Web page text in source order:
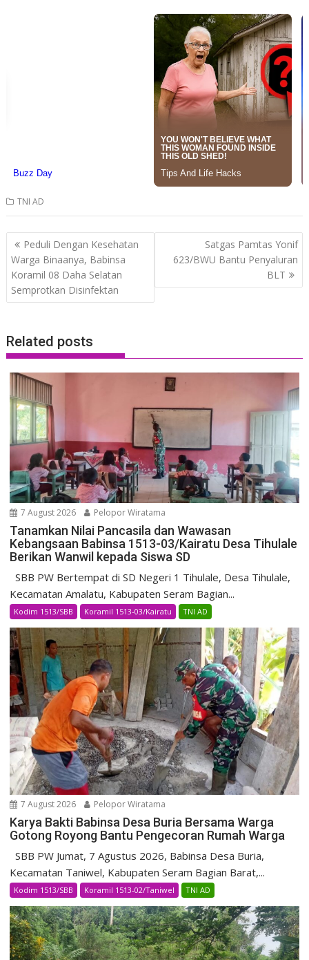
TNI AD
Post
navigation
Peduli Dengan Kesehatan
Warga Binaanya, Babinsa
Koramil 08 Daha Selatan
Semprotkan Disinfektan
Satgas Pamtas Yonif
623/BWU Bantu Penyaluran
BLT
Related posts
7 August 2026 Pelopor Wiratama
Tanamkan Nilai Pancasila dan Wawasan
Kebangsaan Babinsa 1513-03/Kairatu Desa Tihulale
Berikan Wanwil kepada Siswa SD
SBB PW Bertempat di SD Negeri 1 Tihulale, Desa Tihulale,
Kecamatan Amalatu, Kabupaten Seram Bagian...
Kodim 1513/SBB Koramil 1513-03/Kairatu TNI AD
7 August 2026 Pelopor Wiratama
Karya Bakti Babinsa Desa Buria Bersama Warga
Gotong Royong Bantu Pengecoran Rumah Warga
SBB PW Jumat, 7 Agustus 2026, Babinsa Desa Buria,
Kecamatan Taniwel, Kabupaten Seram Bagian Barat,...
Kodim 1513/SBB Koramil 1513-02/Taniwel TNI AD